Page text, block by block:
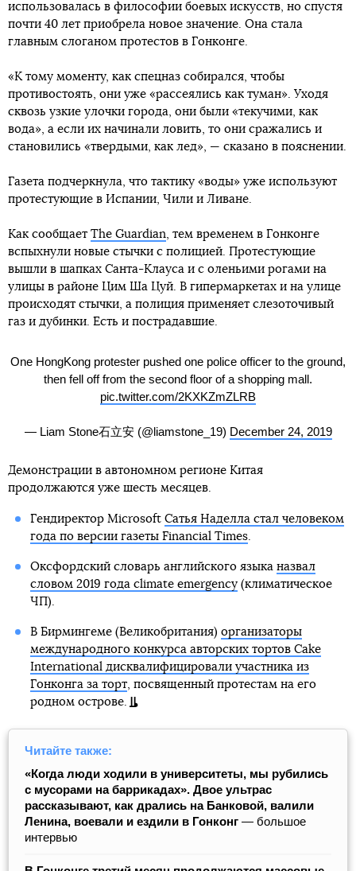
использовалась в философии боевых искусств, но спустя
почти 40 лет приобрела новое значение. Она стала
главным слоганом протестов в Гонконге.
«К тому моменту, как спецназ собирался, чтобы
противостоять, они уже «рассеялись как туман». Уходя
сквозь узкие улочки города, они были «текучими, как
вода», а если их начинали ловить, то они сражались и
становились «твердыми, как лед», — сказано в пояснении.
Газета подчеркнула, что тактику «воды» уже используют
протестующие в Испании, Чили и Ливане.
Как сообщает The Guardian, тем временем в Гонконге
вспыхнули новые стычки с полицией. Протестующие
вышли в шапках Санта-Клауса и с оленьими рогами на
улицы в районе Цим Ша Цуй. В гипермаркетах и на улице
происходят стычки, а полиция применяет слезоточивый
газ и дубинки. Есть и пострадавшие.
One HongKong protester pushed one police officer to the ground,
then fell off from the second floor of a shopping mall.
pic.twitter.com/2KXKZmZLRB
— Liam Stone石立安 (@liamstone_19) December 24, 2019
Демонстрации в автономном регионе Китая
продолжаются уже шесть месяцев.
Гендиректор Microsoft Сатья Наделла стал человеком
года по версии газеты Financial Times.
Оксфордский словарь английского языка назвал
словом 2019 года climate emergency(климатическое
ЧП).
В Бирмингеме (Великобритания) организаторы
международного конкурса авторских тортов Cake
International дисквалифицировали участника из
Гонконга за торт, посвященный протестам на его
родном острове.
Читайте также:
«Когда люди ходили в университеты, мы рубились
с мусорами на баррикадах». Двое ультрас
рассказывают, как дрались на Банковой, валили
Ленина, воевали и ездили в Гонконг — большое
интервью